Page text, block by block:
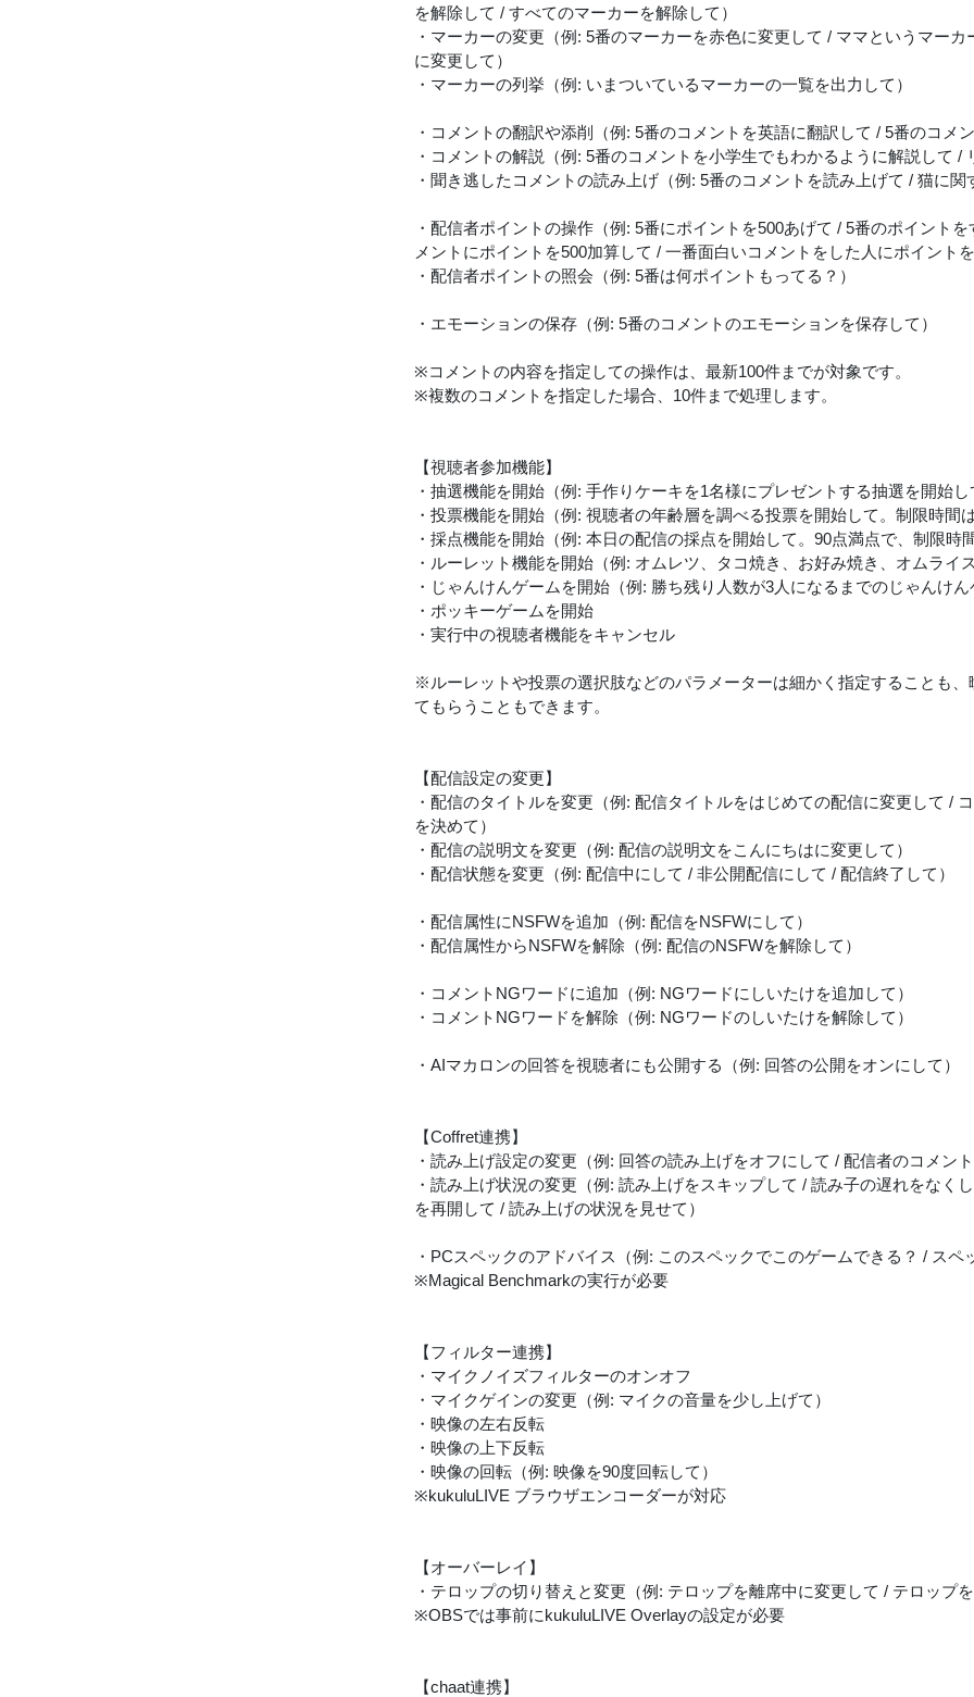
を解除して / すべてのマーカーを解除して）
・マーカーの変更（例: 5番のマーカーを赤色に変更して / ママというマー
に変更して）
・マーカーの列挙（例: いまついているマーカーの一覧を出力して）
・コメントの翻訳や添削（例: 5番のコメントを英語に翻訳して / 5番のコメ
・コメントの解説（例: 5番のコメントを小学生でもわかるように解説して /
・聞き逃したコメントの読み上げ（例: 5番のコメントを読み上げて / 猫に
・配信者ポイントの操作（例: 5番にポイントを500あげて / 5番のポイント
メントにポイントを500加算して / 一番面白いコメントをした人にポイント
・配信者ポイントの照会（例: 5番は何ポイントもってる？）
・エモーションの保存（例: 5番のコメントのエモーションを保存して）
※コメントの内容を指定しての操作は、最新100件までが対象です。
※複数のコメントを指定した場合、10件まで処理します。
【視聴者参加機能】
・抽選機能を開始（例: 手作りケーキを1名様にプレゼントする抽選を開始
・投票機能を開始（例: 視聴者の年齢層を調べる投票を開始して。制限時間
・採点機能を開始（例: 本日の配信の採点を開始して。90点満点で、制限時
・ルーレット機能を開始（例: オムレツ、タコ焼き、お好み焼き、オムライ
・じゃんけんゲームを開始（例: 勝ち残り人数が3人になるまでのじゃんけ
・ポッキーゲームを開始
・実行中の視聴者機能をキャンセル
※ルーレットや投票の選択肢などのパラメーターは細かく指定することも
てもらうこともできます。
【配信設定の変更】
・配信のタイトルを変更（例: 配信タイトルをはじめての配信に変更して /
を決めて）
・配信の説明文を変更（例: 配信の説明文をこんにちはに変更して）
・配信状態を変更（例: 配信中にして / 非公開配信にして / 配信終了して）
・配信属性にNSFWを追加（例: 配信をNSFWにして）
・配信属性からNSFWを解除（例: 配信のNSFWを解除して）
・コメントNGワードに追加（例: NGワードにしいたけを追加して）
・コメントNGワードを解除（例: NGワードのしいたけを解除して）
・AIマカロンの回答を視聴者にも公開する（例: 回答の公開をオンにして）
【Coffret連携】
・読み上げ設定の変更（例: 回答の読み上げをオフにして / 配信者のコメン
・読み上げ状況の変更（例: 読み上げをスキップして / 読み子の遅れをなく
を再開して / 読み上げの状況を見せて）
・PCスペックのアドバイス（例: このスペックでこのゲームできる？ / ス
※Magical Benchmarkの実行が必要
【フィルター連携】
・マイクノイズフィルターのオンオフ
・マイクゲインの変更（例: マイクの音量を少し上げて）
・映像の左右反転
・映像の上下反転
・映像の回転（例: 映像を90度回転して）
※kukuluLIVE ブラウザエンコーダーが対応
【オーバーレイ】
・テロップの切り替えと変更（例: テロップを離席中に変更して / テロップ
※OBSでは事前にkukuluLIVE Overlayの設定が必要
【chaat連携】